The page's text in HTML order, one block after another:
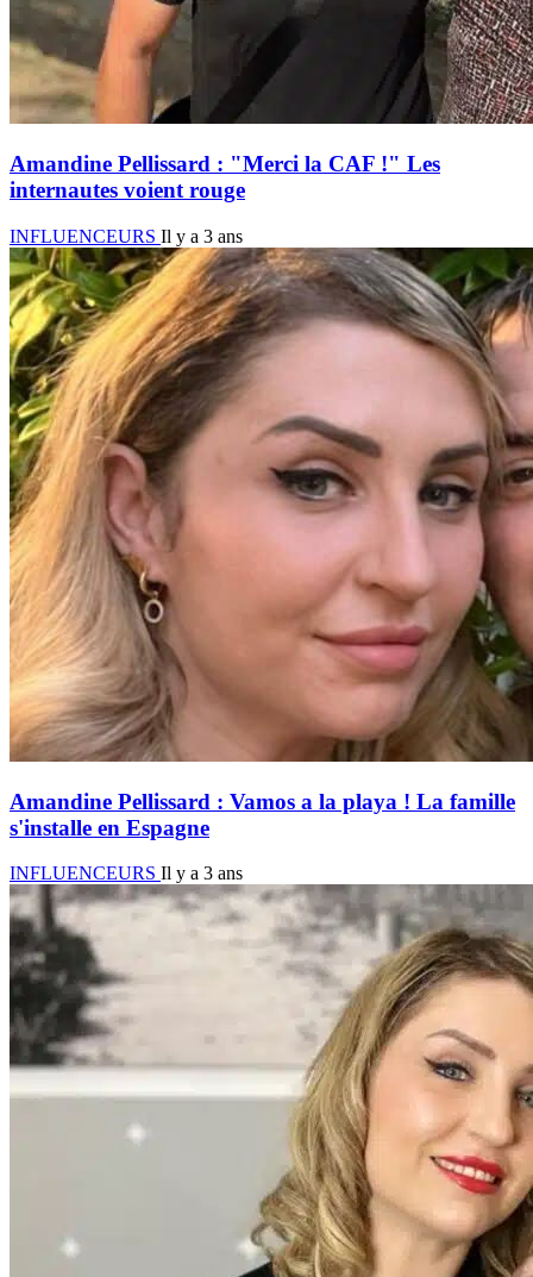
Amandine Pellissard : "Merci la CAF !" Les
internautes voient rouge
INFLUENCEURS Il y a 3 ans
Amandine Pellissard : Vamos a la playa ! La famille
s'installe en Espagne
INFLUENCEURS Il y a 3 ans